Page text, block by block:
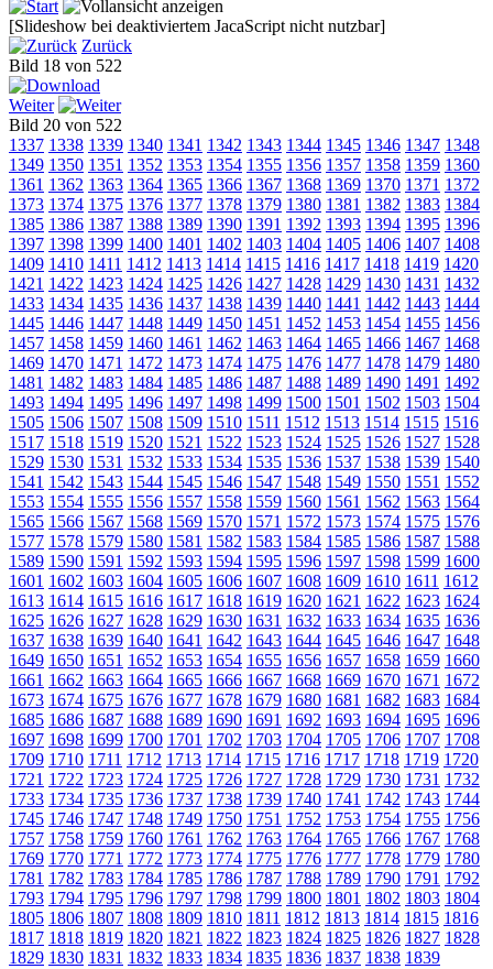
[Slideshow bei deaktiviertem JacaScript nicht nutzbar]
Zurück
Bild 18 von 522
Weiter
Bild 20 von 522
1337 1338 1339 1340 1341 1342 1343 1344 1345 1346 1347 1348
1349 1350 1351 1352 1353 1354 1355 1356 1357 1358 1359 1360
1361 1362 1363 1364 1365 1366 1367 1368 1369 1370 1371 1372
1373 1374 1375 1376 1377 1378 1379 1380 1381 1382 1383 1384
1385 1386 1387 1388 1389 1390 1391 1392 1393 1394 1395 1396
1397 1398 1399 1400 1401 1402 1403 1404 1405 1406 1407 1408
1409 1410 1411 1412 1413 1414 1415 1416 1417 1418 1419 1420
1421 1422 1423 1424 1425 1426 1427 1428 1429 1430 1431 1432
1433 1434 1435 1436 1437 1438 1439 1440 1441 1442 1443 1444
1445 1446 1447 1448 1449 1450 1451 1452 1453 1454 1455 1456
1457 1458 1459 1460 1461 1462 1463 1464 1465 1466 1467 1468
1469 1470 1471 1472 1473 1474 1475 1476 1477 1478 1479 1480
1481 1482 1483 1484 1485 1486 1487 1488 1489 1490 1491 1492
1493 1494 1495 1496 1497 1498 1499 1500 1501 1502 1503 1504
1505 1506 1507 1508 1509 1510 1511 1512 1513 1514 1515 1516
1517 1518 1519 1520 1521 1522 1523 1524 1525 1526 1527 1528
1529 1530 1531 1532 1533 1534 1535 1536 1537 1538 1539 1540
1541 1542 1543 1544 1545 1546 1547 1548 1549 1550 1551 1552
1553 1554 1555 1556 1557 1558 1559 1560 1561 1562 1563 1564
1565 1566 1567 1568 1569 1570 1571 1572 1573 1574 1575 1576
1577 1578 1579 1580 1581 1582 1583 1584 1585 1586 1587 1588
1589 1590 1591 1592 1593 1594 1595 1596 1597 1598 1599 1600
1601 1602 1603 1604 1605 1606 1607 1608 1609 1610 1611 1612
1613 1614 1615 1616 1617 1618 1619 1620 1621 1622 1623 1624
1625 1626 1627 1628 1629 1630 1631 1632 1633 1634 1635 1636
1637 1638 1639 1640 1641 1642 1643 1644 1645 1646 1647 1648
1649 1650 1651 1652 1653 1654 1655 1656 1657 1658 1659 1660
1661 1662 1663 1664 1665 1666 1667 1668 1669 1670 1671 1672
1673 1674 1675 1676 1677 1678 1679 1680 1681 1682 1683 1684
1685 1686 1687 1688 1689 1690 1691 1692 1693 1694 1695 1696
1697 1698 1699 1700 1701 1702 1703 1704 1705 1706 1707 1708
1709 1710 1711 1712 1713 1714 1715 1716 1717 1718 1719 1720
1721 1722 1723 1724 1725 1726 1727 1728 1729 1730 1731 1732
1733 1734 1735 1736 1737 1738 1739 1740 1741 1742 1743 1744
1745 1746 1747 1748 1749 1750 1751 1752 1753 1754 1755 1756
1757 1758 1759 1760 1761 1762 1763 1764 1765 1766 1767 1768
1769 1770 1771 1772 1773 1774 1775 1776 1777 1778 1779 1780
1781 1782 1783 1784 1785 1786 1787 1788 1789 1790 1791 1792
1793 1794 1795 1796 1797 1798 1799 1800 1801 1802 1803 1804
1805 1806 1807 1808 1809 1810 1811 1812 1813 1814 1815 1816
1817 1818 1819 1820 1821 1822 1823 1824 1825 1826 1827 1828
1829 1830 1831 1832 1833 1834 1835 1836 1837 1838 1839